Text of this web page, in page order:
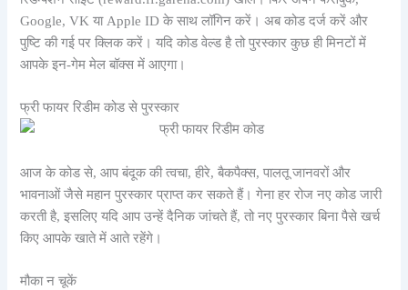
Google, VK या Apple ID के साथ लॉगिन करें। अब कोड दर्ज करें और
पुष्टि की गई पर क्लिक करें। यदि कोड वेल्ड है तो पुरस्कार कुछ ही मिनटों में
आपके इन-गेम मेल बॉक्स में आएगा।
फ्री फायर रिडीम कोड से पुरस्कार
आज के कोड से, आप बंदूक की त्वचा, हीरे, बैकपैक्स, पालतू जानवरों और
भावनाओं जैसे महान पुरस्कार प्राप्त कर सकते हैं। गेना हर रोज नए कोड जारी
करती है, इसलिए यदि आप उन्हें दैनिक जांचते हैं, तो नए पुरस्कार बिना पैसे खर्च
किए आपके खाते में आते रहेंगे।
मौका न चूकें